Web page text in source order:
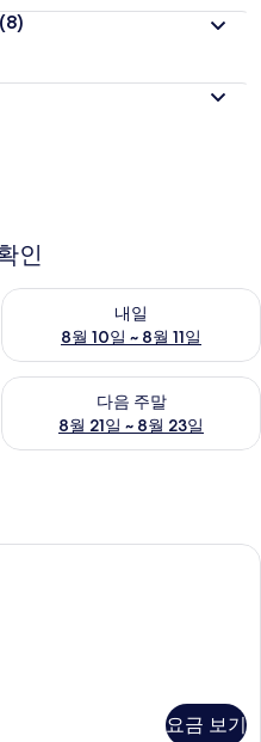
(8)
인
~ 8월 10일
내일
8월 10일 ~ 8월 11일
내일 예약 가능 여부 확인, 8월
14일 ~ 8월 16일
다음 주말
8월 21일 ~ 8월 23일
다음 주말 예약 가능 여부 확인
요금 보기